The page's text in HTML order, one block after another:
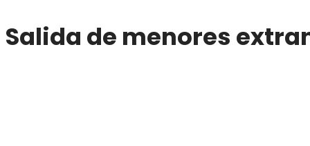
Salida de menores